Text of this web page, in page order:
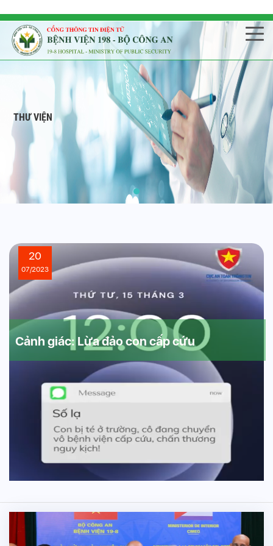
THƯ VIỆN
20
07/2023
Cảnh giác: Lừa đảo con cấp cứu